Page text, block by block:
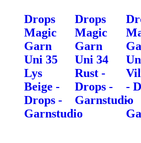
Drops
Magic
Garn
Uni 35
Lys
Beige -
Drops -
Garnstudio
Drops
Magic
Garn
Uni 34
Rust -
Drops -
Garnstudio
-
-